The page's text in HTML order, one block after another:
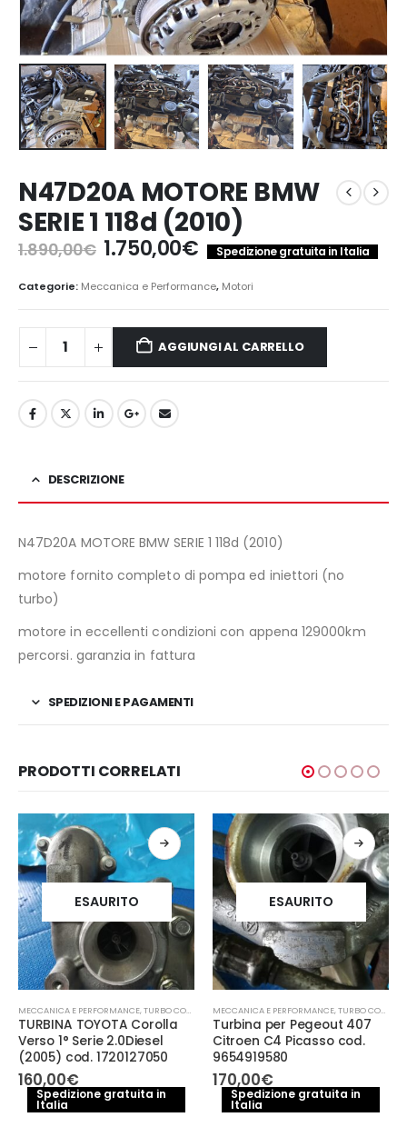
N47D20A MOTORE BMW
SERIE 1 118d (2010)
1.890,00€ Il
prezzo
originale
era:
1.890,00€.
1.750,00€Il
prezzo
attuale
è:
1.750,00€.
Spedizione gratuita in Italia
Categorie: Meccanica e Performance, Motori
AGGIUNGI AL CARRELLO
DESCRIZIONE
N47D20A MOTORE BMW SERIE 1 118d (2010)
motore fornito completo di pompa ed iniettori (no
turbo)
motore in eccellenti condizioni con appena 129000km
percorsi. garanzia in fattura
SPEDIZIONI E PAGAMENTI
PRODOTTI CORRELATI
ESAURITO
MECCANICA E PERFORMANCE,TURBO COMPRESSORE- TURBINA
TURBINA TOYOTA Corolla
Verso 1° Serie 2.0Diesel
(2005) cod. 1720127050
160,00€
Spedizione gratuita in
Italia
ESAURITO
MECCANICA E PERFORMANCE,TURBO COMPRESSORE- TURBINA
Turbina per Pegeout 407
Citroen C4 Picasso cod.
9654919580
170,00€
Spedizione gratuita in
Italia